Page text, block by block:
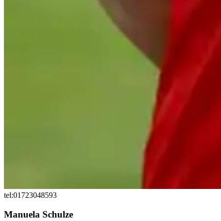
tel:01723048593
Manuela Schulze